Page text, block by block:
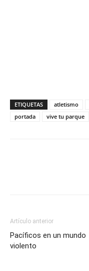
ETIQUETAS atletismo
portada
vive tu parque
Artículo anterior
Pacíficos en un mundo
violento